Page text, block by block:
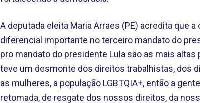
A deputada eleita Maria Arraes (PE) acredita que
diferencial importante no terceiro mandato do
pro mandato do presidente Lula são as mais
teve um desmonte dos direitos trabalhistas, dos
as mulheres, a população LGBTQIA+, então a
retomada, de resgate dos nossos direitos, da